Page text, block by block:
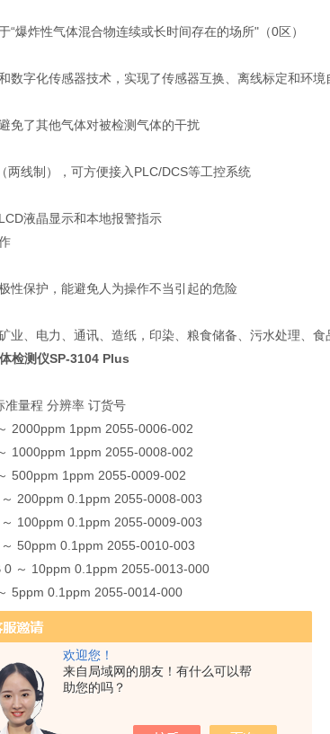
欢迎您！
来自局域网的朋友！有什么可以帮
助您的吗？
“爆炸性气体混合物连续或长时间存在的场所"（0区）
数字化传感器技术，实现了传感器互换、离线标定和环
免了其他气体对被检测气体的干扰
两线制），可方便接入PLC/DCS等工控系统
液晶显示和本地报警指示
性保护，能避免人为操作不当引起的危险
业、电力、通讯、造纸，印染、粮食储备、污水处理、
检测仪SP-3104 Plus
准量程 分辨率 订货号
2000ppm 1ppm 2055-0006-002
1000ppm 1ppm 2055-0008-002
500ppm 1ppm 2055-0009-002
200ppm 0.1ppm 2055-0008-003
100ppm 0.1ppm 2055-0009-003
50ppm 0.1ppm 2055-0010-003
0 ～ 10ppm 0.1ppm 2055-0013-000
5ppm 0.1ppm 2055-0014-000
0 ～ 100ppm 0.1ppm 2055-0015-000
30ppm 0.1ppm 2055-0016-000
100ppm 1ppm 2055-0017-000
～ 500ppm 1ppm 2055-0018-000
250ppm 0.1ppm 2055-0019-000